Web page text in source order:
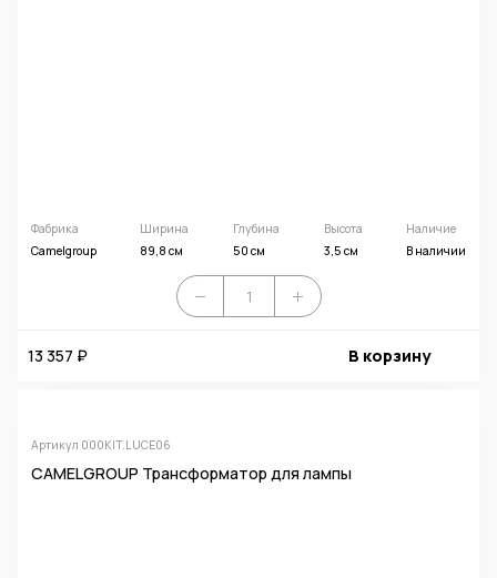
Фабрика
Camelgroup
Ширина
89,8 см
Глубина
50 см
Высота
3,5 см
Наличие
В наличии
13 357 ₽ В корзину
Артикул 000KIT.LUCE06
CAMELGROUP Трансформатор для лампы